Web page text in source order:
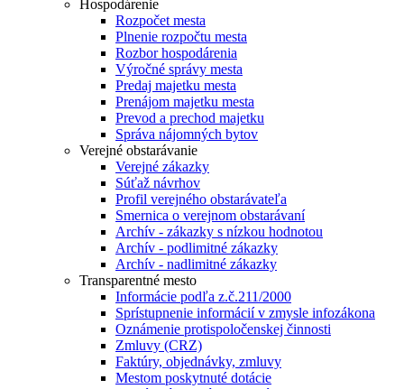
Hospodárenie
Rozpočet mesta
Plnenie rozpočtu mesta
Rozbor hospodárenia
Výročné správy mesta
Predaj majetku mesta
Prenájom majetku mesta
Prevod a prechod majetku
Správa nájomných bytov
Verejné obstarávanie
Verejné zákazky
Súťaž návrhov
Profil verejného obstarávateľa
Smernica o verejnom obstarávaní
Archív - zákazky s nízkou hodnotou
Archív - podlimitné zákazky
Archív - nadlimitné zákazky
Transparentné mesto
Informácie podľa z.č.211/2000
Sprístupnenie informácií v zmysle infozákona
Oznámenie protispoločenskej činnosti
Zmluvy (CRZ)
Faktúry, objednávky, zmluvy
Mestom poskytnuté dotácie